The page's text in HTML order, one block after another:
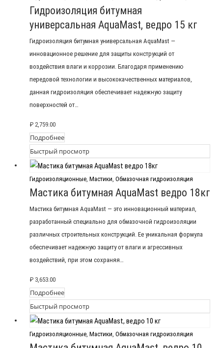
Гидроизоляция битумная
универсальная AquaMast, ведро 15 кг
Гидроизоляция битумная универсальная AquaMast —
инновационное решение для защиты конструкций от
воздействия влаги и коррозии. Благодаря применению
передовой технологии и высококачественных материалов,
данная гидроизоляция обеспечивает надежную защиту
поверхностей от…
₽ 2,759.00
Подробнее
Быстрый просмотр
Гидроизоляционные Мастики Обмазочная гидроизоляция
Мастика битумная AquaMast ведро 18кг
Мастика битумная AquaMast — это инновационный материал,
разработанный специально для обмазочной гидроизоляции
различных строительных конструкций. Ее уникальная формула
обеспечивает надежную защиту от влаги и агрессивных
воздействий, при этом сохраняя…
₽ 3,653.00
Подробнее
Быстрый просмотр
Гидроизоляционные Мастики Обмазочная гидроизоляция